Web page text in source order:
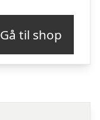
Gå til shop